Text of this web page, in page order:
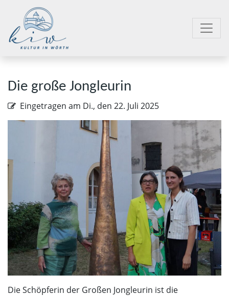
Die große Jongleurin
Eingetragen am Di., den 22. Juli 2025
Die Schöpferin der Großen Jongleurin ist die